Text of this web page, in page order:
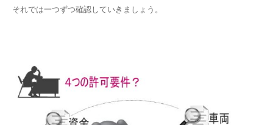
それでは一つずつ確認していきましょう。